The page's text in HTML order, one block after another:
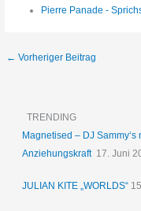
Pierre Panade -
← Vorheriger Beitrag
TRENDING
Magnetised – DJ
Anziehungskraft 17. Juni
JULIAN KITE „WORLDS“